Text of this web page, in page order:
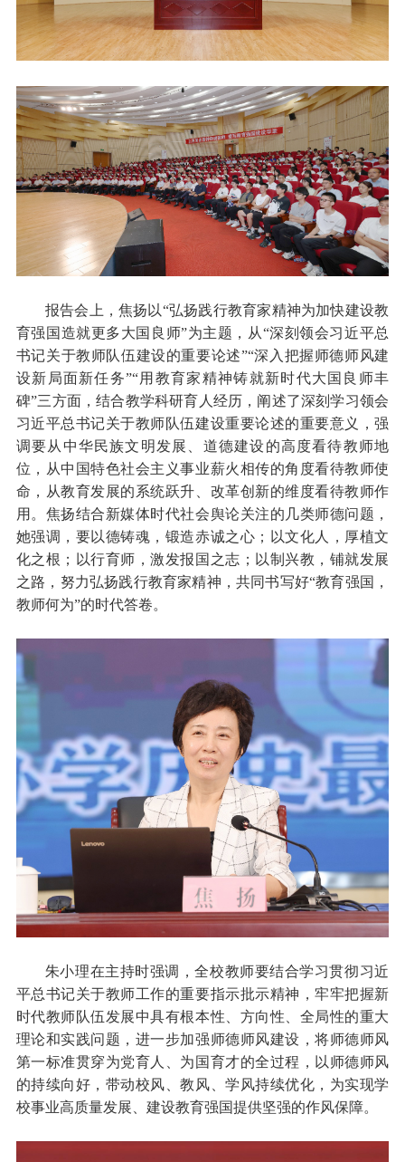
报告会上，焦扬以“弘扬践行教育家精神为加快建设教
育强国造就更多大国良师”为主题，从“深刻领会习近平总
书记关于教师队伍建设的重要论述”“深入把握师德师风建
设新局面新任务”“用教育家精神铸就新时代大国良师丰
碑”三方面，结合教学科研育人经历，阐述了深刻学习领会
习近平总书记关于教师队伍建设重要论述的重要意义，强
调要从中华民族文明发展、道德建设的高度看待教师地
位，从中国特色社会主义事业薪火相传的角度看待教师使
命，从教育发展的系统跃升、改革创新的维度看待教师作
用。焦扬结合新媒体时代社会舆论关注的几类师德问题，
她强调，要以德铸魂，锻造赤诚之心；以文化人，厚植文
化之根；以行育师，激发报国之志；以制兴教，铺就发展
之路，努力弘扬践行教育家精神，共同书写好“教育强国，
教师何为”的时代答卷。
朱小理在主持时强调，全校教师要结合学习贯彻习近
平总书记关于教师工作的重要指示批示精神，牢牢把握新
时代教师队伍发展中具有根本性、方向性、全局性的重大
理论和实践问题，进一步加强师德师风建设，将师德师风
第一标准贯穿为党育人、为国育才的全过程，以师德师风
的持续向好，带动校风、教风、学风持续优化，为实现学
校事业高质量发展、建设教育强国提供坚强的作风保障。